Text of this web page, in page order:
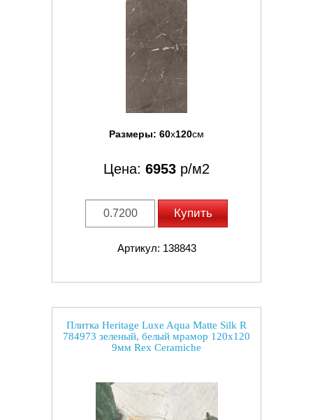
Размеры: 60x120см
Цена: 6953 р/м2
Купить
Артикул: 138843
Плитка Heritage Luxe Aqua Matte Silk R
784973 зеленый, белый мрамор 120x120
9мм Rex Ceramiche